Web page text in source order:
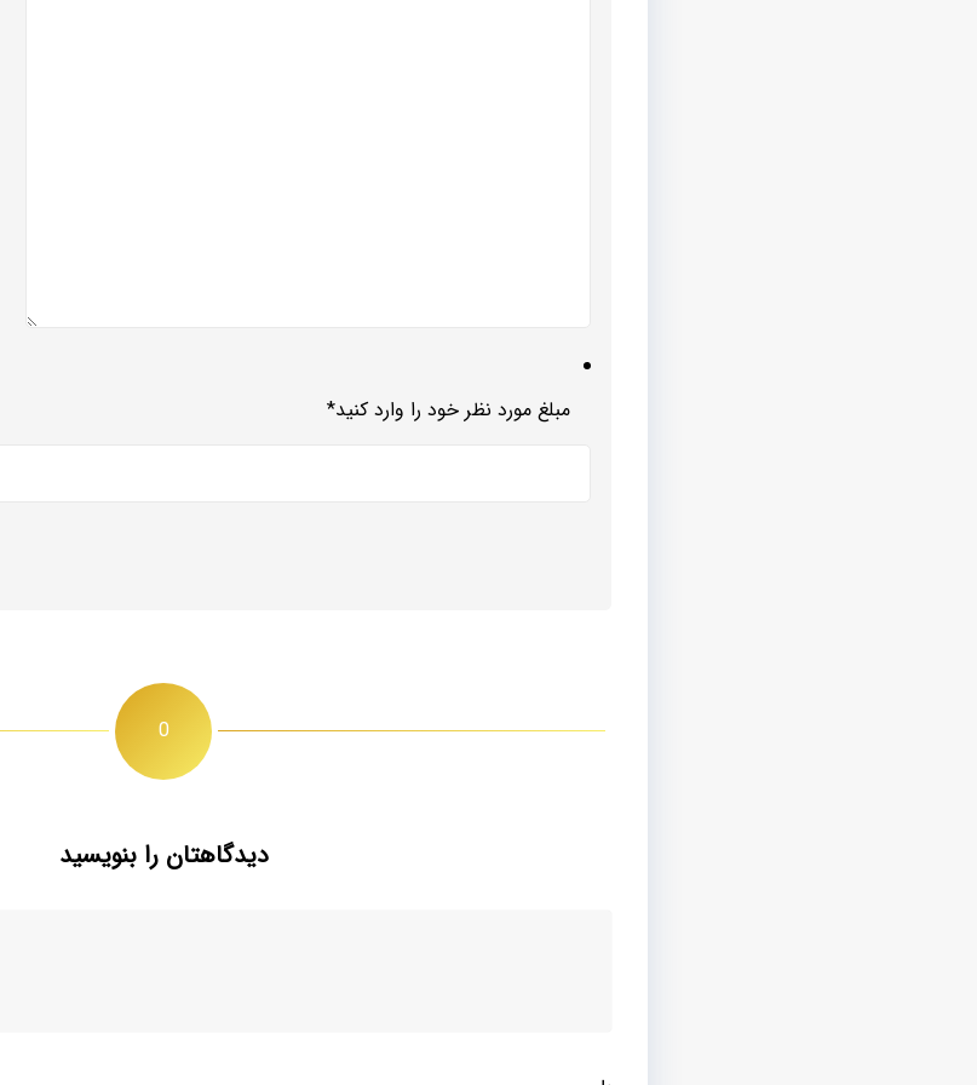
مبلغ مورد نظر خود را وارد کنید*
0
دیدگاهتان را بنویسید